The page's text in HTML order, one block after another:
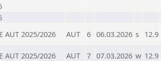
AUT 2025/2026 AUT 6 06.03.2026 s 12.9
AUT 2025/2026 AUT 7 07.03.2026 w 12.9